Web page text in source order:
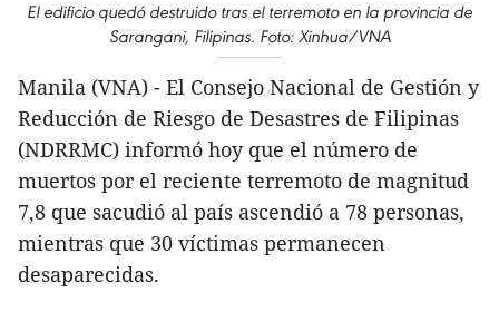
El edificio quedó destruido tras el terremoto en la provincia de
Sarangani, Filipinas. Foto: Xinhua/VNA
Manila (VNA) - El Consejo Nacional de Gestión y
Reducción de Riesgo de Desastres de Filipinas
(NDRRMC) informó hoy que el número de
muertos por el reciente terremoto de magnitud
7,8 que sacudió al país ascendió a 78 personas,
mientras que 30 víctimas permanecen
desaparecidas.